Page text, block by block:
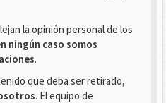
la opinión personal de los
ningún caso somos
.
que deba ser retirado,
. El equipo de